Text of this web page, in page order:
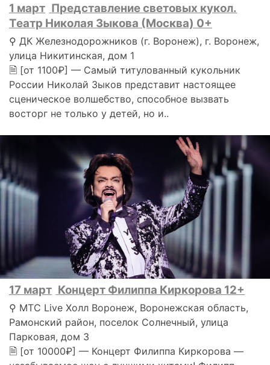
1 март Представление световых кукол.
Театр Николая Зыкова (Москва) 0+
⚲ ДК Железнодорожников (г. Воронеж), г. Воронеж,
улица Никитинская, дом 1
🗎 [от 1100₽] — Самый титулованный кукольник
России Николай Зыков представит настоящее
сценическое волшебство, способное вызвать
восторг не только у детей, но и..
17 март Концерт Филиппа Киркорова 12+
⚲ МТС Live Холл Воронеж, Воронежская область,
Рамонский район, поселок Солнечный, улица
Парковая, дом 3
🗎 [от 10000₽] — Концерт Филиппа Киркорова —